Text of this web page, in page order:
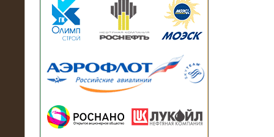
13.07.2018
модуль в контейнере 2700 кВА на
Балтийский завод